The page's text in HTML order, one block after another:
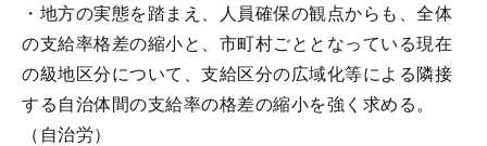
・地方の実態を踏まえ、人員確保の観点からも、全体
の支給率格差の縮小と、市町村ごととなっている現在
の級地区分について、支給区分の広域化等による隣接
する自治体間の支給率の格差の縮小を強く求める。
（自治労）